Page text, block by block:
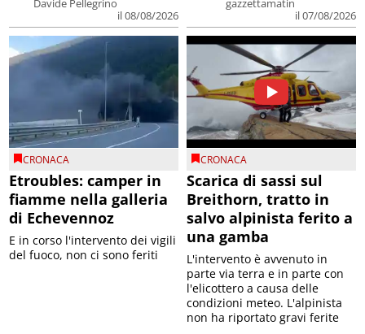
Davide Pellegrino
il 08/08/2026
gazzettamatin
il 07/08/2026
CRONACA
Etroubles: camper in
fiamme nella galleria
di Echevennoz
E in corso l'intervento dei vigili
del fuoco, non ci sono feriti
CRONACA
Scarica di sassi sul
Breithorn, tratto in
salvo alpinista ferito a
una gamba
L'intervento è avvenuto in
parte via terra e in parte con
l'elicottero a causa delle
condizioni meteo. L'alpinista
non ha riportato gravi ferite